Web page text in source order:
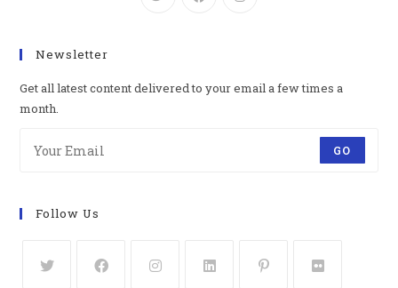
Newsletter
Get all latest content delivered to your email a few times a
month.
GO
Follow Us